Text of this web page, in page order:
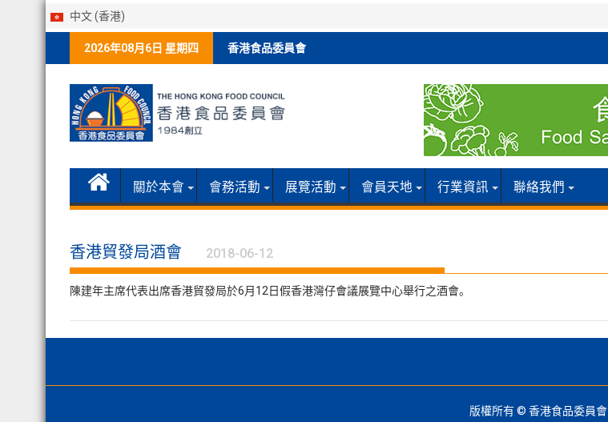
中文 (香港)
2026年08月6日 星期四 香港食品委員會
關於本會 會務活動 展覽活動 會員天地 行業資訊 聯絡我們
香港貿發局酒會 2018-06-12
陳建年主席代表出席香港貿發局於6月12日假香港灣仔會議展覽中心舉行之酒會。
版權所有 © 香港食品委員會